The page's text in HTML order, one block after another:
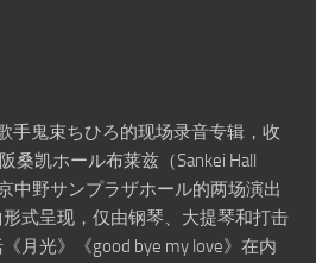
手鬼束ちひろ的现场录音专辑，收
桑凯ホール布莱兹（Sankei Hall
中野サンプラザホール的两场演出
式呈现，仅由钢琴、大提琴和打击
月光》《good bye my love》在内